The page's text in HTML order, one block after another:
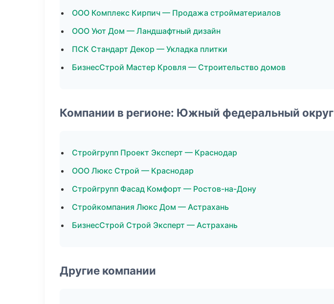
ООО Комплекс Кирпич — Продажа стройматериалов
ООО Уют Дом — Ландшафтный дизайн
ПСК Стандарт Декор — Укладка плитки
БизнесСтрой Мастер Кровля — Строительство домов
Компании в регионе: Южный федеральный округ
Стройгрупп Проект Эксперт — Краснодар
ООО Люкс Строй — Краснодар
Стройгрупп Фасад Комфорт — Ростов-на-Дону
Стройкомпания Люкс Дом — Астрахань
БизнесСтрой Строй Эксперт — Астрахань
Другие компании